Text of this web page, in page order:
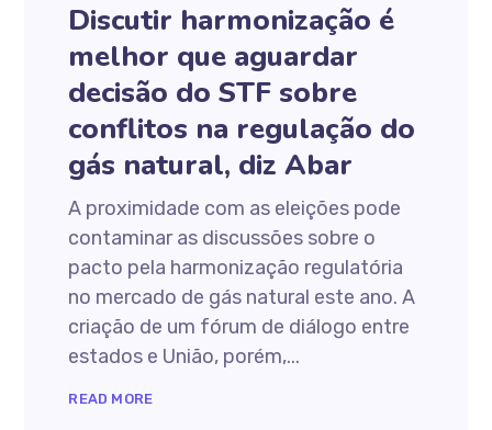
Discutir harmonização é
melhor que aguardar
decisão do STF sobre
conflitos na regulação do
gás natural, diz Abar
A proximidade com as eleições pode
contaminar as discussões sobre o
pacto pela harmonização regulatória
no mercado de gás natural este ano. A
criação de um fórum de diálogo entre
estados e União, porém,...
READ MORE